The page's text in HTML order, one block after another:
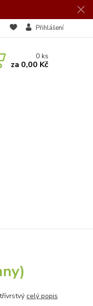
Přihlášení
0ks
za 0,00 Kč
celý popis